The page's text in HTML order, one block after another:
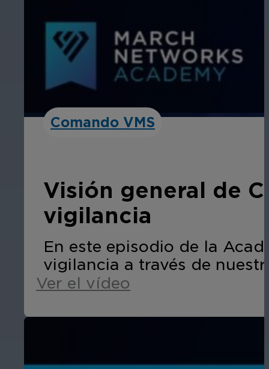
Comando VMS
Visión general de
vigilancia
En este episodio de la
vigilancia a través de
Ver el vídeo